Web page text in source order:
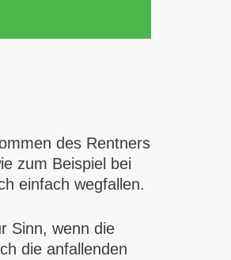
des Rentners
zum Beispiel bei
einfach wegfallen.
Sinn, wenn die
die anfallenden